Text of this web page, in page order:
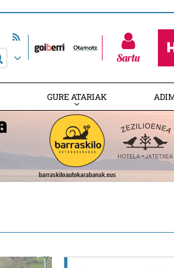
Sartu
GURE ATARIAK